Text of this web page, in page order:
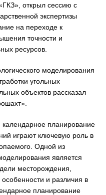
открыл сессию с
экспертизы
на переходе к
точности и
ресурсов.
моделирования
угольных
объектов рассказал
календарное планирование
играют ключевую роль в
Одной из
является
месторождения,
и различия в
планирование